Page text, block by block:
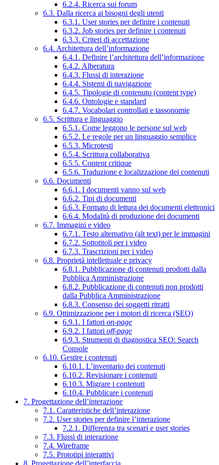
6.2.4. Ricerca sui forum
6.3. Dalla ricerca ai bisogni degli utenti
6.3.1. User stories per definire i contenuti
6.3.2. Job stories per definire i contenuti
6.3.3. Criteri di accettazione
6.4. Architettura dell’informazione
6.4.1. Definire l’architettura dell’informazione
6.4.2. Alberatura
6.4.3. Flussi di interazione
6.4.4. Sistemi di navigazione
6.4.5. Tipologie di contenuto (content type)
6.4.6. Ontologie e standard
6.4.7. Vocabolari controllati e tassonomie
6.5. Scrittura e linguaggio
6.5.1. Come leggono le persone sul web
6.5.2. Le regole per un linguaggio semplice
6.5.3. Microtesti
6.5.4. Scrittura collaborativa
6.5.5. Content critique
6.5.6. Traduzione e localizzazione dei contenuti
6.6. Documenti
6.6.1. I documenti vanno sul web
6.6.2. Tipi di documenti
6.6.3. Formato di lettura dei documenti elettronici
6.6.4. Modalità di produzione dei documenti
6.7. Immagini e video
6.7.1. Testo alternativo (alt text) per le immagini
6.7.2. Sottotitoli per i video
6.7.3. Trascrizioni per i video
6.8. Proprietà intellettuale e privacy
6.8.1. Pubblicazione di contenuti prodotti dalla
Pubblica Amministrazione
6.8.2. Pubblicazione di contenuti non prodotti
dalla Pubblica Amministrazione
6.8.3. Consenso dei soggetti ritratti
6.9. Ottimizzazione per i motori di ricerca (SEO)
6.9.1. I fattori on-page
6.9.2. I fattori off-page
6.9.3. Strumenti di diagnostica SEO: Search
Console
6.10. Gestire i contenuti
6.10.1. L’inventario dei contenuti
6.10.2. Revisionare i contenuti
6.10.3. Migrare i contenuti
6.10.4. Pubblicare i contenuti
7. Progettazione dell’interazione
7.1. Caratteristiche dell’interazione
7.2. User stories per definire l’interazione
7.2.1. Differenza tra scenari e user stories
7.3. Flussi di interazione
7.4. Wireframe
7.5. Prototipi interattivi
8. Progettazione dell’interfaccia